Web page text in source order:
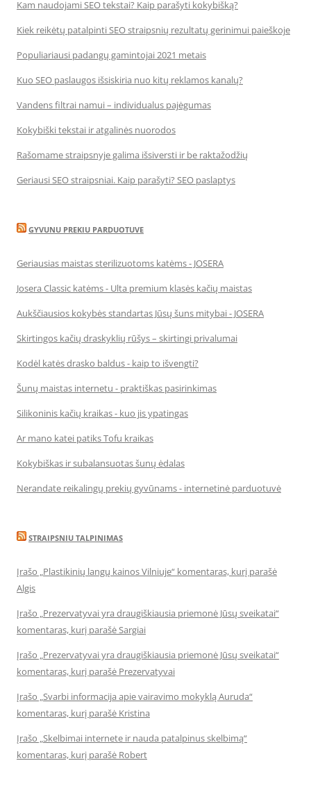
Kam naudojami SEO tekstai? Kaip parašyti kokybišką?
Kiek reikėtų patalpinti SEO straipsnių rezultatų gerinimui paieškoje
Populiariausi padangų gamintojai 2021 metais
Kuo SEO paslaugos išsiskiria nuo kitų reklamos kanalų?
Vandens filtrai namui – individualus pajėgumas
Kokybiški tekstai ir atgalinės nuorodos
Rašomame straipsnyje galima išsiversti ir be raktažodžių
Geriausi SEO straipsniai. Kaip parašyti? SEO paslaptys
GYVUNU PREKIU PARDUOTUVE
Geriausias maistas sterilizuotoms katėms - JOSERA
Josera Classic katėms - Ulta premium klasės kačių maistas
Aukščiausios kokybės standartas Jūsų šuns mitybai - JOSERA
Skirtingos kačių draskyklių rūšys – skirtingi privalumai
Kodėl katės drasko baldus - kaip to išvengti?
Šunų maistas internetu - praktiškas pasirinkimas
Silikoninis kačių kraikas - kuo jis ypatingas
Ar mano katei patiks Tofu kraikas
Kokybiškas ir subalansuotas šunų ėdalas
Nerandate reikalingų prekių gyvūnams - internetinė parduotuvė
STRAIPSNIU TALPINIMAS
Įrašo „Plastikinių langų kainos Vilniuje“ komentaras, kurį parašė
Algis
Įrašo „Prezervatyvai yra draugiškiausia priemonė Jūsų sveikatai“
komentaras, kurį parašė Sargiai
Įrašo „Prezervatyvai yra draugiškiausia priemonė Jūsų sveikatai“
komentaras, kurį parašė Prezervatyvai
Įrašo „Svarbi informacija apie vairavimo mokyklą Auruda“
komentaras, kurį parašė Kristina
Įrašo „Skelbimai internete ir nauda patalpinus skelbimą“
komentaras, kurį parašė Robert